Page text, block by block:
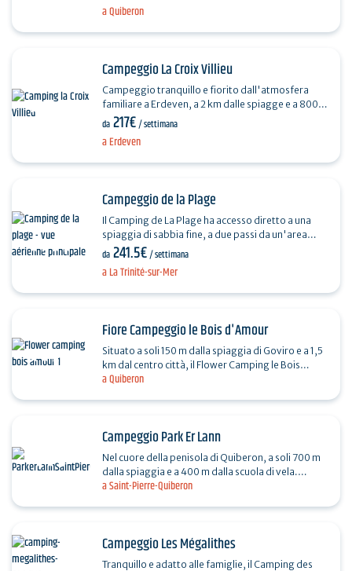
a Quiberon
a Erdeven
Campeggio La Croix Villieu
Campeggio tranquillo e fiorito dall'atmosfera
familiare a Erdeven, a 2 km dalle spiagge e a 800 m
da 217€/ settimana
a La Trinité-sur-Mer
Campeggio de la Plage
Il Camping de La Plage ha accesso diretto a una
spiaggia di sabbia fine, a due passi da un'area
naturale e vicino al porto di La Trinité.…
da 241.5€/ settimana
a Quiberon
Fiore Campeggio le Bois d'Amour
Situato a soli 150 m dalla spiaggia di Goviro e a 1,5
km dal centro città, il Flower Camping le Bois
d'Amour sarà la vostra meta ideale per le vacanze
a Saint-Pierre-Quiberon
Campeggio Park Er Lann
Nel cuore della penisola di Quiberon, a soli 700 m
dalla spiaggia e a 400 m dalla scuola di vela.
Ambiente ideale per una vacanza tranquilla. Da
Campeggio Les Mégalithes
Tranquillo e adatto alle famiglie, il Camping des